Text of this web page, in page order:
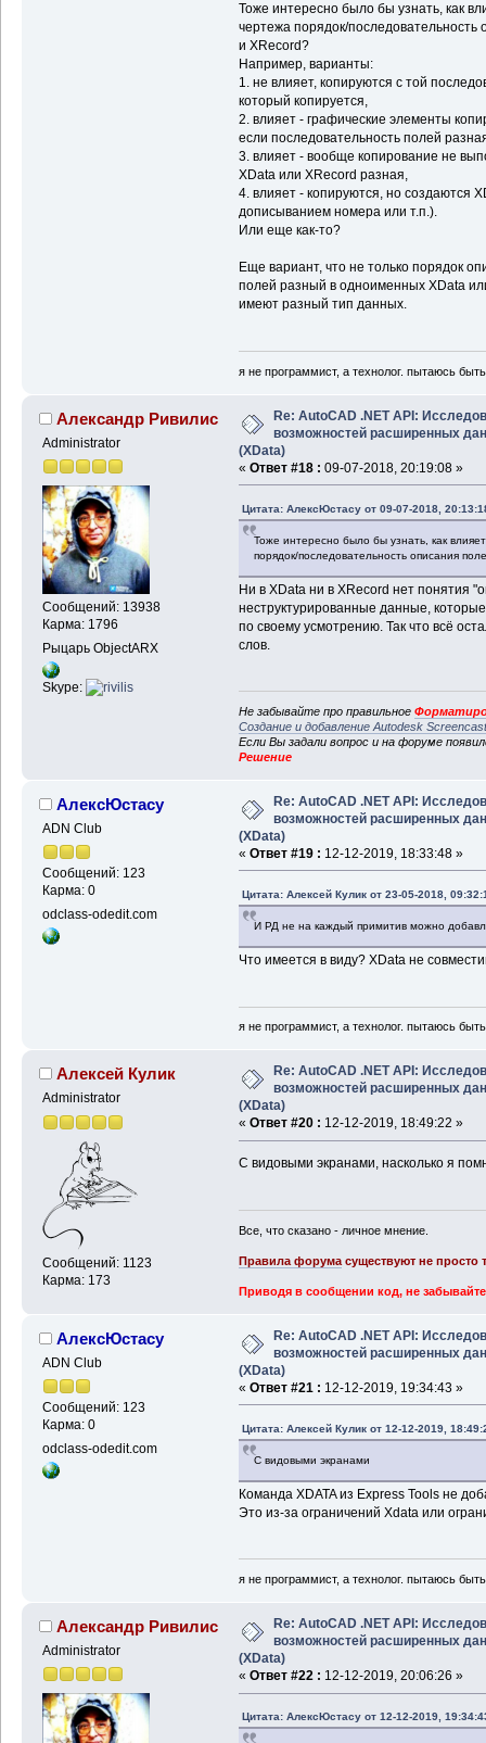
Тоже интересно было бы узнать, как
чертежа порядок/
и XRecord?
Например, варианты:
1. не влияет, копируются с той
который копируется,
2. влияет - графические элементы
если последовательность полей
3. влияет - вообще копирование не
XData или XRecord разная,
4. влияет - копируются, но создаются
дописыванием номера или т.п.).
Или еще как-то?
Еще вариант, что не только порядок
полей разный в одноименных XData
имеют разный тип данных.
я не программист, а технолог. пытаюсь
Александр Ривилис
Administrator
Сообщений: 13938
Карма: 1796
Рыцарь ObjectARX
Skype:
Re: AutoCAD .NET API:
возможностей расширенных
(XData)
« Ответ #18 : 09-07-2018, 20:19:08 »
Цитата: АлексЮстасу от 09-07-2018,
Тоже интересно было бы узнать, как
порядок/последовательность описания
Ни в XData ни в XRecord нет понятия
неструктурированные данные,
по своему усмотрению. Так что всё
слов.
Не забывайте про правильное
Создание и добавление Autodesk
Если Вы задали вопрос и на форуме
Решение
АлексЮстасу
ADN Club
Сообщений: 123
Карма: 0
odclass-odedit.com
Re: AutoCAD .NET API:
возможностей расширенных
(XData)
« Ответ #19 : 12-12-2019, 18:33:48 »
Цитата: Алексей Кулик от 23-05-2018,
И РД не на каждый примитив можно
Что имеется в виду? XData не
я не программист, а технолог. пытаюсь
Алексей Кулик
Administrator
Сообщений: 1123
Карма: 173
Re: AutoCAD .NET API:
возможностей расширенных
(XData)
« Ответ #20 : 12-12-2019, 18:49:22 »
С видовыми экранами, насколько я
Все, что сказано - личное мнение.
Правила форумасуществуют не просто
Приводя в сообщении код, не
АлексЮстасу
ADN Club
Сообщений: 123
Карма: 0
odclass-odedit.com
Re: AutoCAD .NET API:
возможностей расширенных
(XData)
« Ответ #21 : 12-12-2019, 19:34:43 »
Цитата: Алексей Кулик от 12-12-2019,
С видовыми экранами
Команда XDATA из Express Tools не
Это из-за ограничений Xdata или
я не программист, а технолог. пытаюсь
Александр Ривилис
Administrator
Re: AutoCAD .NET API:
возможностей расширенных
(XData)
« Ответ #22 : 12-12-2019, 20:06:26 »
Цитата: АлексЮстасу от 12-12-2019,